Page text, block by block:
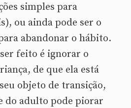
simples para
ou ainda pode ser o
abandonar o hábito.
feito é ignorar o
de que ela está
objeto de transição,
do adulto pode piorar